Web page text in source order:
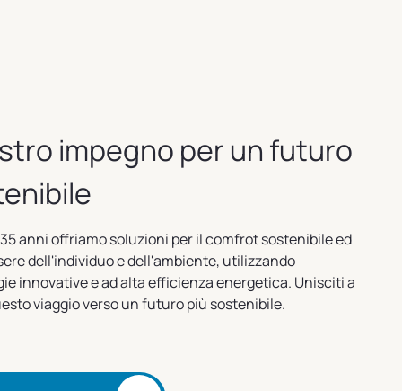
impegno per un futuro
anni offriamo soluzioni per il comfrot sostenibile ed
dell'individuo e dell'ambiente, utilizzando
innovative e ad alta efficienza energetica. Unisciti a
viaggio verso un futuro più sostenibile.